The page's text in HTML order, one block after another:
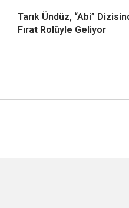
Tarık Ündüz, “Abi”
Fırat Rolüyle Geliyor